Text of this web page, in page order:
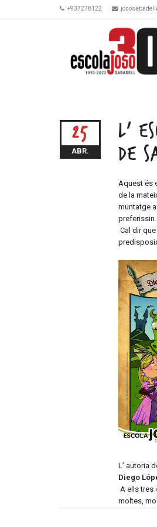
+937278122
25
ABR.
L’
DE
Aquest és
de la
muntatge
preferissin.
Cal dir
L’ autoria
Diego
A ells tres
moltes,